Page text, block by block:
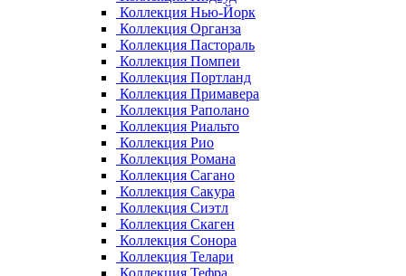
Коллекция Нью-Йорк
Коллекция Органза
Коллекция Пастораль
Коллекция Помпеи
Коллекция Портланд
Коллекция Примавера
Коллекция Раполано
Коллекция Риальто
Коллекция Рио
Коллекция Романа
Коллекция Сагано
Коллекция Сакура
Коллекция Сиэтл
Коллекция Скаген
Коллекция Сонора
Коллекция Телари
Коллекция Тефра